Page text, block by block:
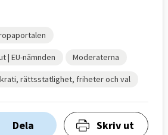
| EU-nämnden Moderaterna
rättsstatlighet, friheter och val
Dela Skriv ut